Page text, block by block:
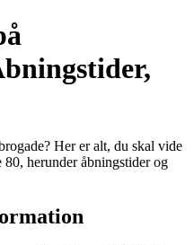
Her er alt, du skal vide
herunder åbningstider og